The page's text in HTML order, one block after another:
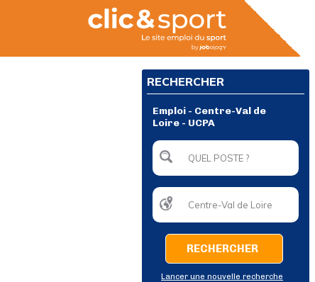
RECHERCHER
Emploi - Centre-Val de
Loire - UCPA
RECHERCHER
Lancer une nouvelle recherche